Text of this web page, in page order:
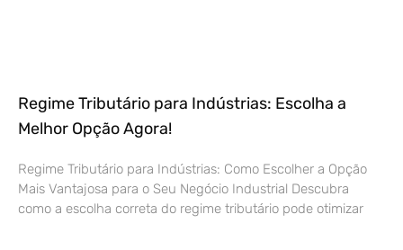
Regime Tributário para Indústrias: Escolha a
Melhor Opção Agora!
Regime Tributário para Indústrias: Como Escolher a Opção
Mais Vantajosa para o Seu Negócio Industrial Descubra
como a escolha correta do regime tributário pode otimizar